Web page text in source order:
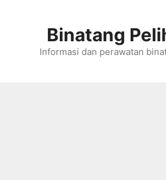
Binatang
Informasi dan perawatan